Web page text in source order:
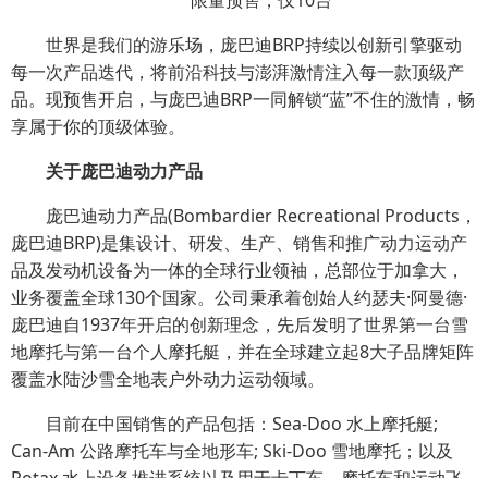
世界是我们的游乐场，庞巴迪BRP持续以创新引擎驱动
每一次产品迭代，将前沿科技与澎湃激情注入每一款顶级产
品。现预售开启，与庞巴迪BRP一同解锁“蓝”不住的激情，畅
享属于你的顶级体验。
关于庞巴迪动力产品
庞巴迪动力产品(Bombardier Recreational Products，
庞巴迪BRP)是集设计、研发、生产、销售和推广动力运动产
品及发动机设备为一体的全球行业领袖，总部位于加拿大，
业务覆盖全球130个国家。公司秉承着创始人约瑟夫·阿曼德·
庞巴迪自1937年开启的创新理念，先后发明了世界第一台雪
地摩托与第一台个人摩托艇，并在全球建立起8大子品牌矩阵
覆盖水陆沙雪全地表户外动力运动领域。
目前在中国销售的产品包括：Sea-Doo 水上摩托艇;
Can-Am 公路摩托车与全地形车; Ski-Doo 雪地摩托；以及